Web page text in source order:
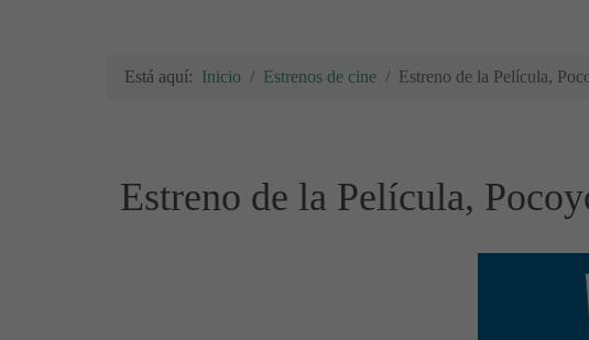
Está aquí: Inicio Estrenos de cine Estreno de la Película,
Estreno de la Película,